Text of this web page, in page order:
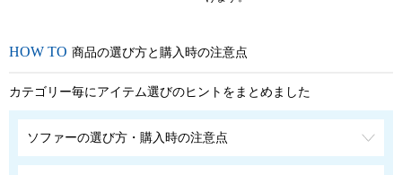
商品の選び方と購入時の注意点
カテゴリー毎にアイテム選びのヒントをまとめました
ソファーの選び方・購入時の注意点